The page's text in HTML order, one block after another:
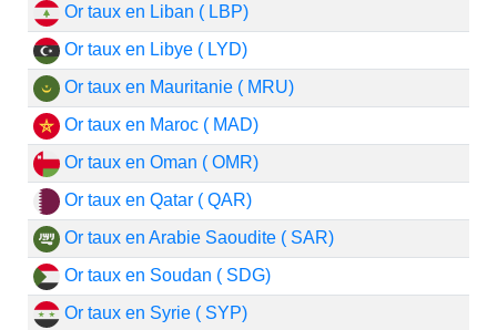
Or taux en Liban ( LBP)
Or taux en Libye ( LYD)
Or taux en Mauritanie ( MRU)
Or taux en Maroc ( MAD)
Or taux en Oman ( OMR)
Or taux en Qatar ( QAR)
Or taux en Arabie Saoudite ( SAR)
Or taux en Soudan ( SDG)
Or taux en Syrie ( SYP)